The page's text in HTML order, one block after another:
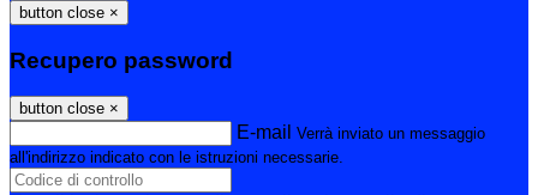
button close ×
Recupero password
button close ×
E-mail Verrà inviato un messaggio
all'indirizzo indicato con le istruzioni necessarie.